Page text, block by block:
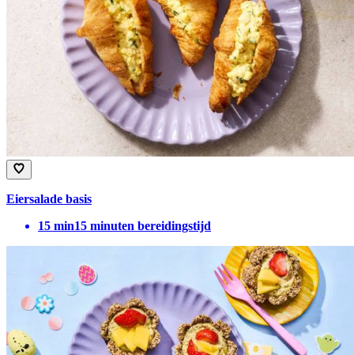
Eiersalade basis
15 min15 minuten bereidingstijd